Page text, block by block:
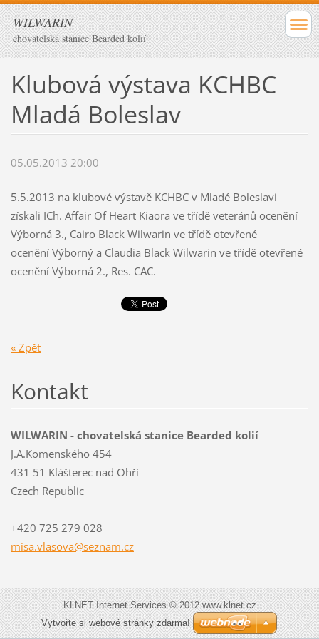
WILWARIN
chovatelská stanice Bearded kolií
Klubová výstava KCHBC
Mladá Boleslav
05.05.2013 20:00
5.5.2013 na klubové výstavě KCHBC v Mladé Boleslavi
získali ICh. Affair Of Heart Kiaora ve třídě veteránů ocenění
Výborná 3., Cairo Black Wilwarin ve třídě otevřené
ocenění Výborný a Claudia Black Wilwarin ve třídě otevřené
ocenění Výborná 2., Res. CAC.
« Zpět
Kontakt
WILWARIN - chovatelská stanice Bearded kolií
J.A.Komenského 454
431 51 Klášterec nad Ohří
Czech Republic
+420 725 279 028
misa.vlasova@seznam.cz
KLNET Internet Services © 2012 www.klnet.cz
Vytvořte si webové stránky zdarma!